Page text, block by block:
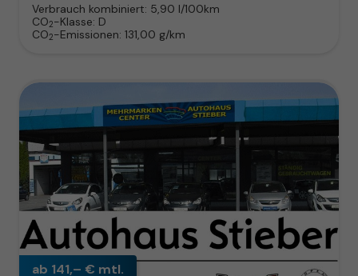
Verbrauch kombiniert: 5,90 l/100km
CO2-Klasse: D
CO2-Emissionen: 131,00 g/km
ab 141,– € mtl.